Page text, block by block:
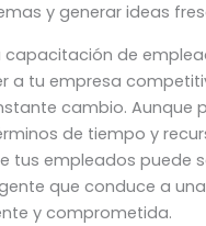
y generar ideas
capacitación de
a tu empresa
cambio. Aunque
de tiempo y
tus empleados puede
que conduce a
y comprometida.